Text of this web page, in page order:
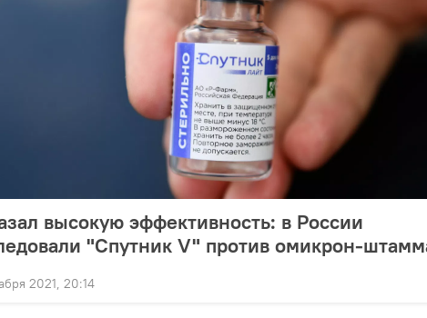
высокую эффективность: в России
"Спутник V" против омикрон-
2021, 20:14